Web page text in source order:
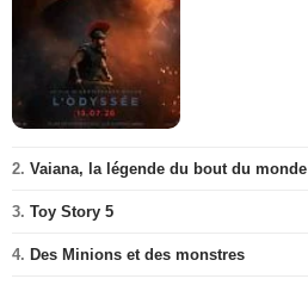
2. Vaiana, la légende du bout du monde
3. Toy Story 5
4. Des Minions et des monstres